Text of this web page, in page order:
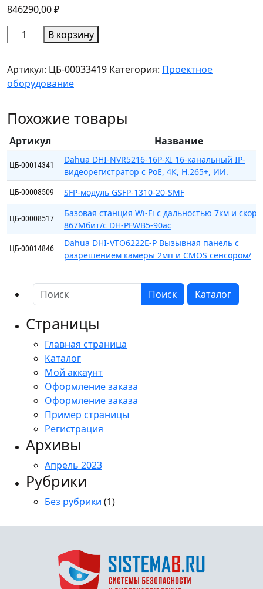
846290,00₽
Количество
товара
DHI-
TPC-
B25-
S2
Тепловизионная
IP-
камера
DHI-
TPC-
B25-
В корзину
Артикул: ЦБ-00033419 Категория: Проектное
оборудование
Похожие товары
Артикул Название
ЦБ-00014341
Dahua DHI-NVR5216-16P-XI 16-канальный IP-
видеорегистратор с PoE, 4K, H.265+, ИИ.
ЦБ-00008509 SFP-модуль GSFP-1310-20-SMF
ЦБ-00008517
Базовая станция Wi-Fi с дальностью 7км и
867Мбит/с DH-PFWB5-90ac
ЦБ-00014846
Dahua DHI-VTO6222E-P Вызывная панель с
разрешением камеры 2мп и CMOS сенсором/
Поиск Каталог
Страницы
Главная страница
Каталог
Мой аккаунт
Оформление заказа
Оформление заказа
Пример страницы
Регистрация
Архивы
Апрель 2023
Рубрики
Без рубрики (1)